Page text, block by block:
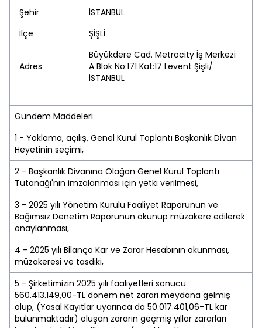
Şehir
İSTANBUL
İlçe
ŞİŞLİ
Adres
Büyükdere Cad. Metrocity İş Merkezi
A Blok No:171 Kat:17 Levent Şişli/
İSTANBUL
Gündem Maddeleri
1 - Yoklama, açılış, Genel Kurul Toplantı Başkanlık Divan
Heyetinin seçimi,
2 - Başkanlık Divanına Olağan Genel Kurul Toplantı
Tutanağı'nın imzalanması için yetki verilmesi,
3 - 2025 yılı Yönetim Kurulu Faaliyet Raporunun ve
Bağımsız Denetim Raporunun okunup müzakere edilerek
onaylanması,
4 - 2025 yılı Bilanço Kar ve Zarar Hesabının okunması,
müzakeresi ve tasdiki,
5 - Şirketimizin 2025 yılı faaliyetleri sonucu
560.413.149,00-TL dönem net zararı meydana gelmiş
olup, (Yasal Kayıtlar uyarınca da 50.017.401,06-TL kar
bulunmaktadır) oluşan zararın geçmiş yıllar zararları